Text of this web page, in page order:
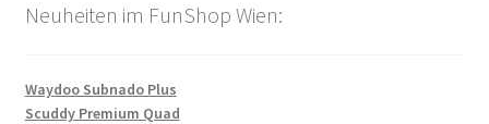
Neuheiten im FunShop Wien:
Waydoo Subnado Plus
Scuddy Premium Quad